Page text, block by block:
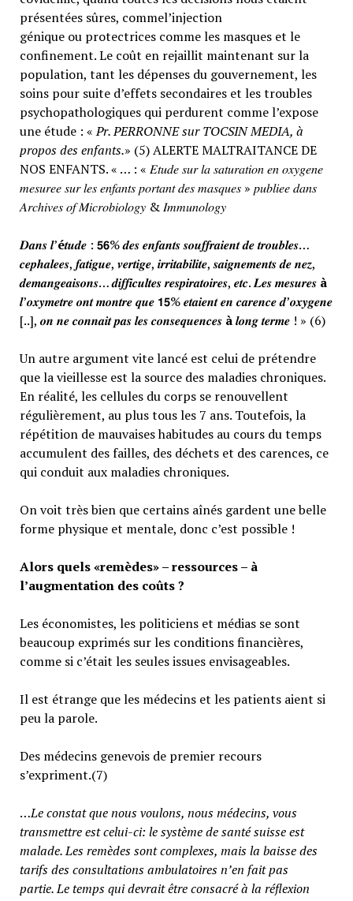
présentées sûres, commel’injection
génique ou protectrices comme les masques et le
confinement. Le coût en rejaillit maintenant sur la
population, tant les dépenses du gouvernement, les
soins pour suite d’effets secondaires et les troubles
psychopathologiques qui perdurent comme l’expose
une étude : «Pr. PERRONNE sur TOCSIN MEDIA, à
propos des enfants.» (5) ALERTE MALTRAITANCE DE
NOS ENFANTS. « … : « 𝐸𝑡𝑢𝑑𝑒 𝑠𝑢𝑟 𝑙𝑎 𝑠𝑎𝑡𝑢𝑟𝑎𝑡𝑖𝑜𝑛 𝑒𝑛 𝑜𝑥𝑦𝑔𝑒𝑛𝑒
𝑚𝑒𝑠𝑢𝑟𝑒𝑒 𝑠𝑢𝑟 𝑙𝑒𝑠 𝑒𝑛𝑓𝑎𝑛𝑡𝑠 𝑝𝑜𝑟𝑡𝑎𝑛𝑡 𝑑𝑒𝑠 𝑚𝑎𝑠𝑞𝑢𝑒𝑠 » 𝑝𝑢𝑏𝑙𝑖𝑒𝑒 𝑑𝑎𝑛𝑠
𝐴𝑟𝑐ℎ𝑖𝑣𝑒𝑠 𝑜𝑓 𝑀𝑖𝑐𝑟𝑜𝑏𝑖𝑜𝑙𝑜𝑔𝑦 & 𝐼𝑚𝑚𝑢𝑛𝑜𝑙𝑜𝑔𝑦
𝑫𝒂𝒏𝒔 𝒍’é𝒕𝒖𝒅𝒆 : 𝟱𝟲% 𝒅𝒆𝒔 𝒆𝒏𝒇𝒂𝒏𝒕𝒔 𝒔𝒐𝒖𝒇𝒇𝒓𝒂𝒊𝒆𝒏𝒕 𝒅𝒆 𝒕𝒓𝒐𝒖𝒃𝒍𝒆𝒔…
𝒄𝒆𝒑𝒉𝒂𝒍𝒆𝒆𝒔, 𝒇𝒂𝒕𝒊𝒈𝒖𝒆, 𝒗𝒆𝒓𝒕𝒊𝒈𝒆, 𝒊𝒓𝒓𝒊𝒕𝒂𝒃𝒊𝒍𝒊𝒕𝒆, 𝒔𝒂𝒊𝒈𝒏𝒆𝒎𝒆𝒏𝒕𝒔 𝒅𝒆 𝒏𝒆𝒛,
𝒅𝒆𝒎𝒂𝒏𝒈𝒆𝒂𝒊𝒔𝒐𝒏𝒔… 𝒅𝒊𝒇𝒇𝒊𝒄𝒖𝒍𝒕𝒆𝒔 𝒓𝒆𝒔𝒑𝒊𝒓𝒂𝒕𝒐𝒊𝒓𝒆𝒔, 𝒆𝒕𝒄. 𝑳𝒆𝒔 𝒎𝒆𝒔𝒖𝒓𝒆𝒔 à
𝒍’𝒐𝒙𝒚𝒎𝒆𝒕𝒓𝒆 𝒐𝒏𝒕 𝒎𝒐𝒏𝒕𝒓𝒆 𝒒𝒖𝒆 𝟭𝟱% 𝒆𝒕𝒂𝒊𝒆𝒏𝒕 𝒆𝒏 𝒄𝒂𝒓𝒆𝒏𝒄𝒆 𝒅’𝒐𝒙𝒚𝒈𝒆𝒏𝒆
[..], 𝒐𝒏 𝒏𝒆 𝒄𝒐𝒏𝒏𝒂𝒊𝒕 𝒑𝒂𝒔 𝒍𝒆𝒔 𝒄𝒐𝒏𝒔𝒆𝒒𝒖𝒆𝒏𝒄𝒆𝒔 à𝒍𝒐𝒏𝒈 𝒕𝒆𝒓𝒎𝒆 ! » (6)
Un autre argument vite lancé est celui de prétendre
que la vieillesse est la source des maladies chroniques.
En réalité, les cellules du corps se renouvellent
régulièrement, au plus tous les 7 ans. Toutefois, la
répétition de mauvaises habitudes au cours du temps
accumulent des failles, des déchets et des carences, ce
qui conduit aux maladies chroniques.
On voit très bien que certains aînés gardent une belle
forme physique et mentale, donc c’est possible !
Alors quels «remèdes» – ressources – à
l’augmentation des coûts ?
Les économistes, les politiciens et médias se sont
beaucoup exprimés sur les conditions financières,
comme si c’était les seules issues envisageables.
Il est étrange que les médecins et les patients aient si
peu la parole.
Des médecins genevois de premier recours
s’expriment.(7)
…Le constat que nous voulons, nous médecins, vous
transmettre est celui-ci: le système de santé suisse est
malade. Les remèdes sont complexes, mais la baisse des
tarifs des consultations ambulatoires n’en fait pas
partie.Le temps qui devrait être consacré à la réflexion